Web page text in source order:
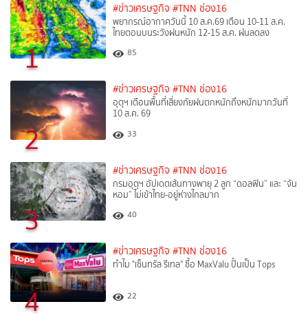
1
#ข่าวเศรษฐกิจ #TNN ช่อง16
พยากรณ์อากาศวันนี้ 10 ส.ค.69 เตือน 10-11 ส.ค.
ไทยตอนบนระวังฝนหนัก 12-15 ส.ค. ฝนลดลง
85
2
#ข่าวเศรษฐกิจ #TNN ช่อง16
อุตุฯ เตือนพื้นที่เสี่ยงภัยฝนตกหนักถึงหนักมากวันที่
10 ส.ค. 69
33
3
#ข่าวเศรษฐกิจ #TNN ช่อง16
กรมอุตุฯ อัปเดตเส้นทางพายุ 2 ลูก “ดอลฟิน” และ “จัน
หอม” ไม่เข้าไทย-อยู่ห่างไกลมาก
40
4
#ข่าวเศรษฐกิจ #TNN ช่อง16
ทำไม "เซ็นทรัล รีเทล" ซื้อ MaxValu ปั้นเป็น Tops
22